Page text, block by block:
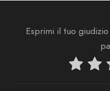
Esprimi il tuo